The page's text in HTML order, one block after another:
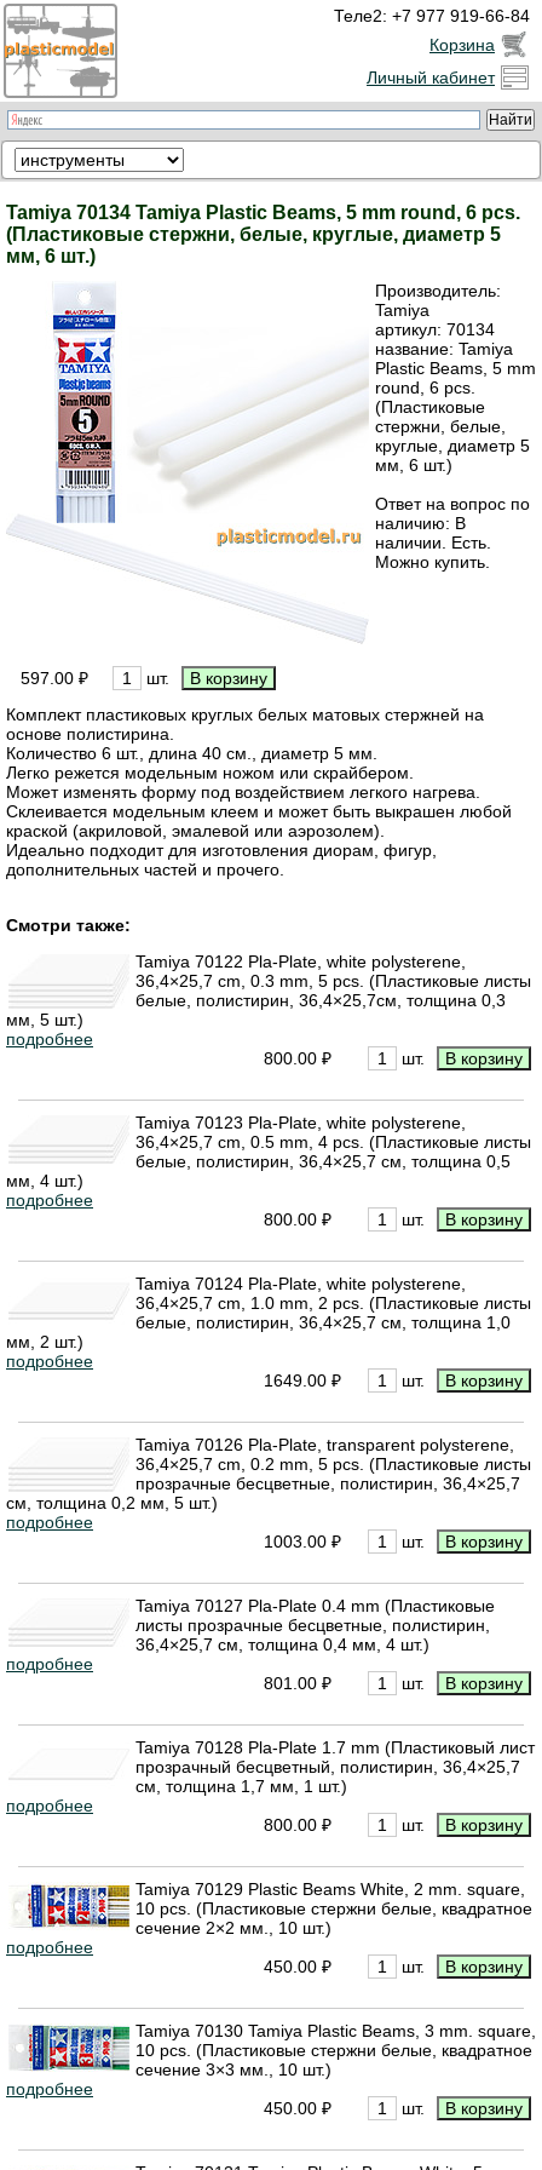
Теле2: +7 977 919-66-84
Корзина
Личный кабинет
Tamiya 70134 Tamiya Plastic Beams, 5 mm round, 6 pcs.
(Пластиковые стержни, белые, круглые, диаметр 5
мм, 6 шт.)
Производитель:
Tamiya
артикул: 70134
название: Tamiya
Plastic Beams, 5 mm
round, 6 pcs.
(Пластиковые
стержни, белые,
круглые, диаметр 5
мм, 6 шт.)
Ответ на вопрос по
наличию: В
наличии. Есть.
Можно купить.
597.00 ₽
шт.
Комплект пластиковых круглых белых матовых стержней на
основе полистирина.
Количество 6 шт., длина 40 см., диаметр 5 мм.
Легко режется модельным ножом или скрайбером.
Может изменять форму под воздействием легкого нагрева.
Склеивается модельным клеем и может быть выкрашен любой
краской (акриловой, эмалевой или аэрозолем).
Идеально подходит для изготовления диорам, фигур,
дополнительных частей и прочего.
Смотри также:
Tamiya 70122 Pla-Plate, white polysterene,
36,4×25,7 cm, 0.3 mm, 5 pcs. (Пластиковые листы
белые, полистирин, 36,4×25,7см, толщина 0,3
мм, 5 шт.)
подробнее
800.00 ₽
шт.
Tamiya 70123 Pla-Plate, white polysterene,
36,4×25,7 cm, 0.5 mm, 4 pcs. (Пластиковые листы
белые, полистирин, 36,4×25,7 см, толщина 0,5
мм, 4 шт.)
подробнее
800.00 ₽
шт.
Tamiya 70124 Pla-Plate, white polysterene,
36,4×25,7 cm, 1.0 mm, 2 pcs. (Пластиковые листы
белые, полистирин, 36,4×25,7 см, толщина 1,0
мм, 2 шт.)
подробнее
1649.00 ₽
шт.
Tamiya 70126 Pla-Plate, transparent polysterene,
36,4×25,7 cm, 0.2 mm, 5 pcs. (Пластиковые листы
прозрачные бесцветные, полистирин, 36,4×25,7
см, толщина 0,2 мм, 5 шт.)
подробнее
1003.00 ₽
шт.
Tamiya 70127 Pla-Plate 0.4 mm (Пластиковые
листы прозрачные бесцветные, полистирин,
36,4×25,7 см, толщина 0,4 мм, 4 шт.)
подробнее
801.00 ₽
шт.
Tamiya 70128 Pla-Plate 1.7 mm (Пластиковый лист
прозрачный бесцветный, полистирин, 36,4×25,7
см, толщина 1,7 мм, 1 шт.)
подробнее
800.00 ₽
шт.
Tamiya 70129 Plastic Beams White, 2 mm. square,
10 pcs. (Пластиковые стержни белые, квадратное
сечение 2×2 мм., 10 шт.)
подробнее
450.00 ₽
шт.
Tamiya 70130 Tamiya Plastic Beams, 3 mm. square,
10 pcs. (Пластиковые стержни белые, квадратное
сечение 3×3 мм., 10 шт.)
подробнее
450.00 ₽
шт.